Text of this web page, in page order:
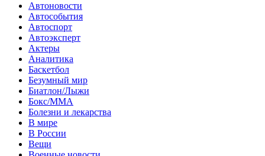
Автоновости
Автособытия
Автоспорт
Автоэксперт
Актеры
Аналитика
Баскетбол
Безумный мир
Биатлон/Лыжи
Бокс/MMA
Болезни и лекарства
В мире
В России
Вещи